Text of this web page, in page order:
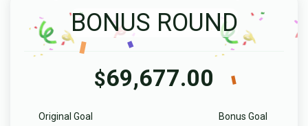
BONUS ROUND
$69,677.00
Bonus Goal
Original Goal